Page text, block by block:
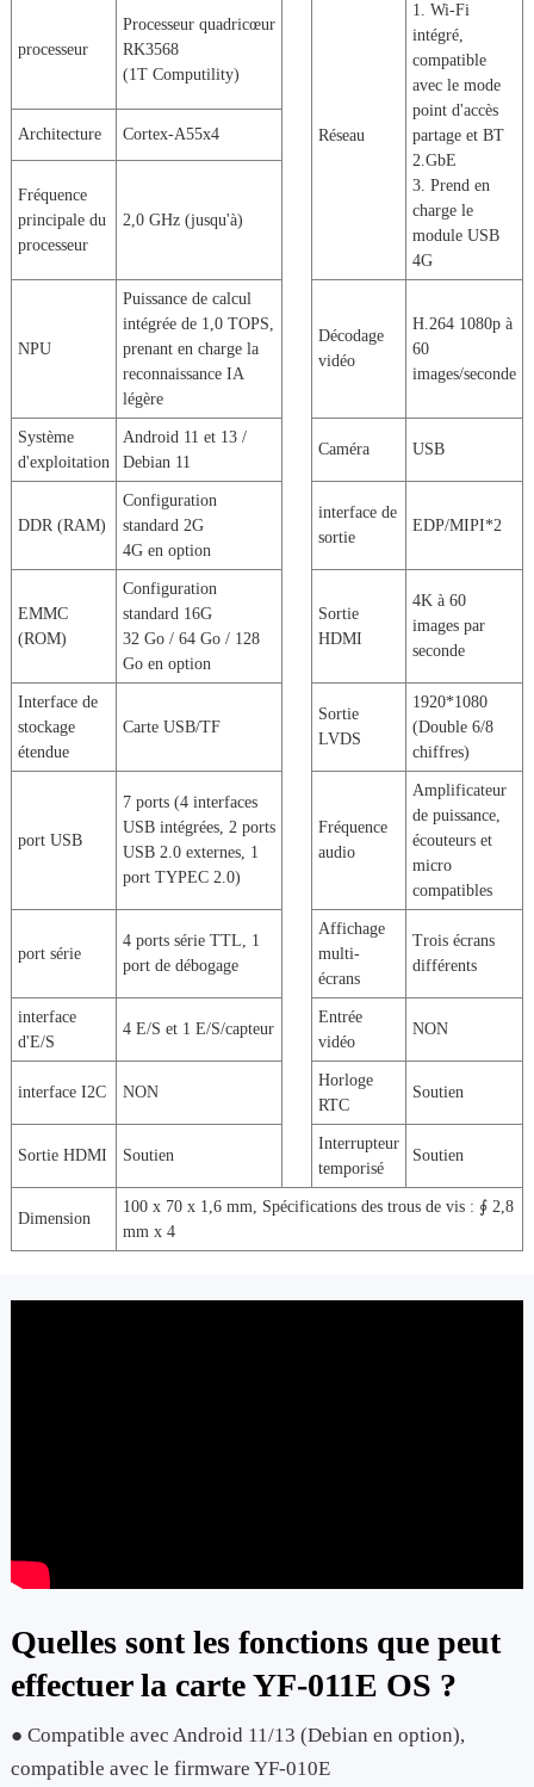
processeur
Processeur quadricœur
RK3568
(1T Computility)
Réseau
1. Wi-Fi
intégré,
compatible
avec le mode
point d'accès
partage et BT
2.GbE
3. Prend en
charge le
module USB
4G
Architecture Cortex-A55x4
Fréquence
principale du
processeur
2,0 GHz (jusqu'à)
NPU
Puissance de calcul
intégrée de 1,0 TOPS,
prenant en charge la
reconnaissance IA
légère
Décodage
vidéo
H.264 1080p à
60
images/seconde
Système
d'exploitation
Android 11 et 13 /
Debian 11
Caméra USB
DDR (RAM)
Configuration
standard 2G
4G en option
interface de
sortie
EDP/MIPI*2
EMMC
(ROM)
Configuration
standard 16G
32 Go / 64 Go / 128
Go en option
Sortie
HDMI
4K à 60
images par
seconde
Interface de
stockage
étendue
Carte USB/TF
Sortie
LVDS
1920*1080
(Double 6/8
chiffres)
port USB
7 ports (4 interfaces
USB intégrées, 2 ports
USB 2.0 externes, 1
port TYPEC 2.0)
Fréquence
audio
Amplificateur
de puissance,
écouteurs et
micro
compatibles
port série
4 ports série TTL, 1
port de débogage
Affichage
multi-
écrans
Trois écrans
différents
interface
d'E/S
4 E/S et 1 E/S/capteur
Entrée
vidéo
NON
interface I2C NON
Horloge
RTC
Soutien
Sortie HDMI Soutien
Interrupteur
temporisé
Soutien
Dimension
100 x 70 x 1,6 mm, Spécifications des trous de vis : ∮ 2,8
mm x 4
Quelles sont les fonctions que peut
effectuer la carte YF-011E OS ?
● Compatible avec Android 11/13 (Debian en option),
compatible avec le firmware YF-010E